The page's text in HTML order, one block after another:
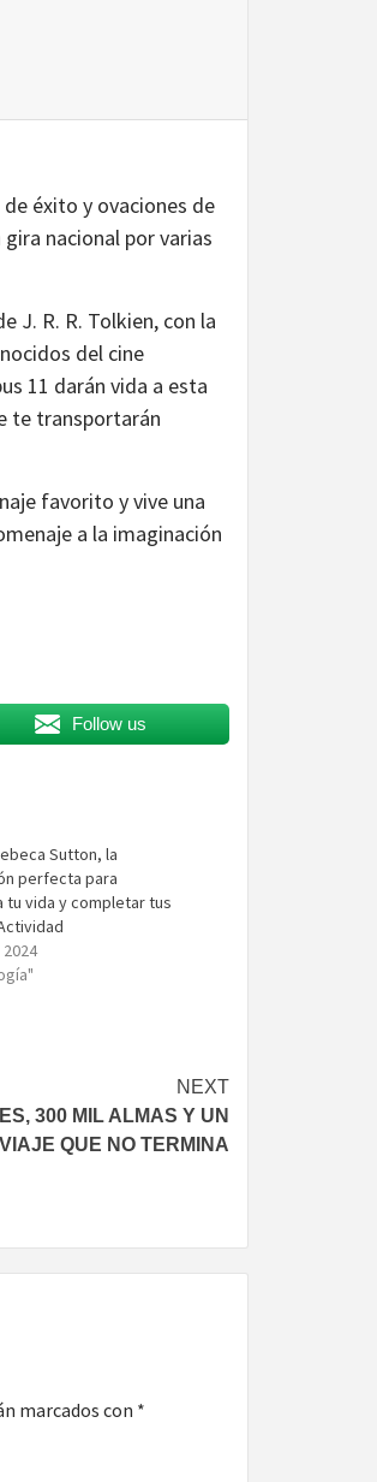
éxito y ovaciones de
nacional por varias
J. R. R. Tolkien, con la
del cine
11 darán vida a esta
te transportarán
favorito y vive una
a la imaginación
Follow us
Sutton, la
perfecta para
tu vida y completar tus
NEXT
300 MIL ALMAS Y UN
VIAJE QUE NO TERMINA
marcados con *